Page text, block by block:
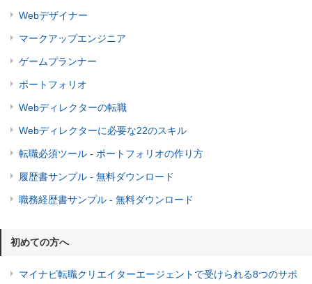
Webデザイナー
マークアップエンジニア
ゲームプランナー
ポートフォリオ
Webディレクターの転職
Webディレクターに必要な22のスキル
転職必須ツール - ポートフォリオの作り方
履歴書サンプル - 無料ダウンロード
職務経歴書サンプル - 無料ダウンロード
初めての方へ
マイナビ転職クリエイターエージェントで受けられる8つのサポ